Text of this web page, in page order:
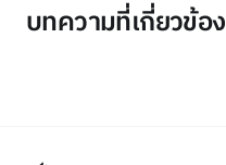
บทความที่เกี่ยวข้อง